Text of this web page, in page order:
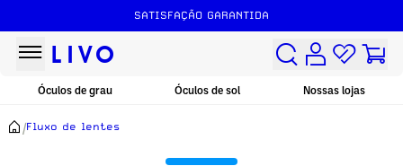
SATISFAÇÃO GARANTIDA
Óculos de grau Óculos de sol Nossas lojas
/Fluxo de lentes